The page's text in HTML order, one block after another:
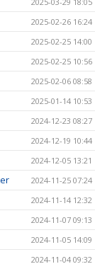
2025-02-26 16:24
2025-02-25 14:00
2025-02-25 10:56
2025-02-06 08:58
2025-01-14 10:53
2024-12-23 08:27
2024-12-19 10:44
2024-12-05 13:21
2024-11-25 07:24
2024-11-14 12:32
2024-11-07 09:13
2024-11-05 14:09
2024-11-04 09:32